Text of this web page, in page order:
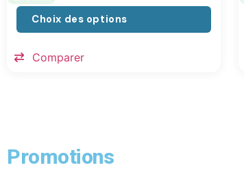
Choix des options
Comparer
Promotions